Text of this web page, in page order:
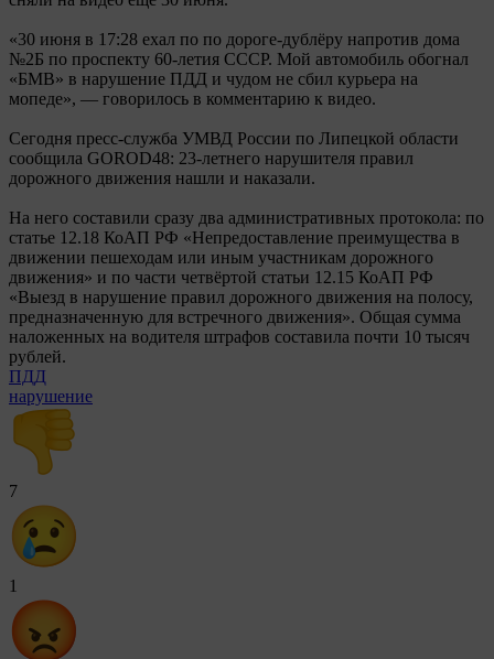
«30 июня в 17:28 ехал по по дороге-дублёру напротив дома
№2Б по проспекту 60-летия СССР. Мой автомобиль обогнал
«БМВ» в нарушение ПДД и чудом не сбил курьера на
мопеде», — говорилось в комментарию к видео.
Сегодня пресс-служба УМВД России по Липецкой области
сообщила GOROD48: 23-летнего нарушителя правил
дорожного движения нашли и наказали.
На него составили сразу два административных протокола: по
статье 12.18 КоАП РФ «Непредоставление преимущества в
движении пешеходам или иным участникам дорожного
движения» и по части четвёртой статьи 12.15 КоАП РФ
«Выезд в нарушение правил дорожного движения на полосу,
предназначенную для встречного движения». Общая сумма
наложенных на водителя штрафов составила почти 10 тысяч
рублей.
ПДД
нарушение
7
1